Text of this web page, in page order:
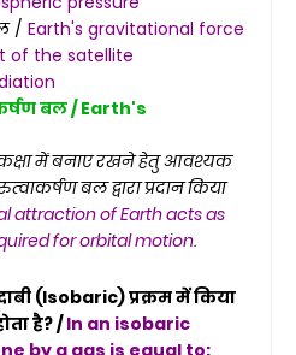
/ Earth's gravitational force
of the satellite
बल / Earth's
कक्षा में बनाए रखने हेतु आवश्यक
बल द्वारा प्रदान किया
attraction of Earth acts as
for orbital motion.
(Isobaric) प्रक्रम में किया
है? /In an isobaric